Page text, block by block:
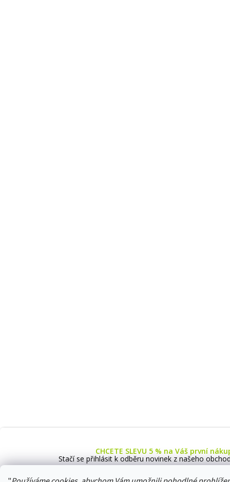
CHCETE SLEVU 5 % na Váš první
Stačí se přihlásit k odběru novinek z našeho